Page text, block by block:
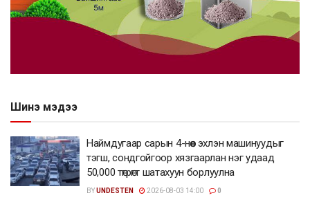
Шинэ мэдээ
Наймдугаар сарын 4-нөөс эхлэн машинуудыг
тэгш, сондгойгоор хязгаарлан нэг удаад
50,000 төгрөгт шатахуун борлуулна
BYUNDESTEN 2026-08-03 14:00 0